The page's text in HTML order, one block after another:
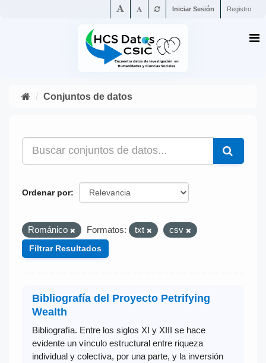
Iniciar Sesión Registro
Conjuntos de datos
Ordenar por
Románico Formatos: txt csv
Filtrar Resultados
Bibliografía del Proyecto Petrifying
Wealth
Bibliografía. Entre los siglos XI y XIII se hace
evidente un vínculo estructural entre riqueza
individual y colectiva, por una parte, y la inversión